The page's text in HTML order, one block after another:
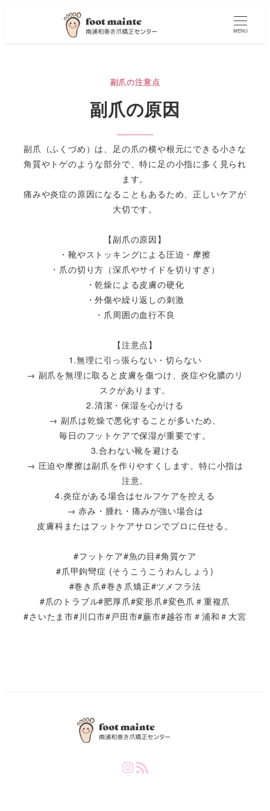
MENU
副爪の注意点
副爪の原因
副爪（ふくづめ）は、足の爪の横や根元にできる小さな
角質やトゲのような部分で、特に足の小指に多く見られ
ます。
痛みや炎症の原因になることもあるため、正しいケアが
大切です。
【副爪の原因】
・靴やストッキングによる圧迫・摩擦
・爪の切り方（深爪やサイドを切りすぎ）
・乾燥による皮膚の硬化
・外傷や繰り返しの刺激
・爪周囲の血行不良
【注意点】
1.無理に引っ張らない・切らない
→ 副爪を無理に取ると皮膚を傷つけ、炎症や化膿のリ
スクがあります。
2.清潔・保湿を心がける
→ 副爪は乾燥で悪化することが多いため、
毎日のフットケアで保湿が重要です。
3.合わない靴を避ける
→ 圧迫や摩擦は副爪を作りやすくします。特に小指は
注意。
4.炎症がある場合はセルフケアを控える
→ 赤み・腫れ・痛みが強い場合は
皮膚科またはフットケアサロンでプロに任せる。
#フットケア#魚の目#角質ケア
#爪甲鉤彎症 (そうこうこうわんしょう)
#巻き爪#巻き爪矯正#ツメフラ法
#爪のトラブル#肥厚爪#変形爪#変色爪＃重複爪
#さいたま市#川口市#戸田市#蕨市#越谷市＃浦和＃大宮
InstagramRSS Feed